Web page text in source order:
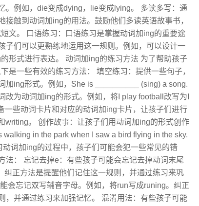
。例如，die变成dying，lie变成lying。 多读多写：通
触到动词加ing的用法。鼓励他们多读英语故事书，
文。 口语练习：口语练习是掌握动词加ing的重要途
子们可以更熟练地运用这一规则。例如，可以设计一
形式进行表达。 动词加ing的练习方法 为了帮助孩子
是一些有效的练习方法： 填空练习：提供一些句子，
加ing形式。例如，She is __________ (sing) a song.
改为动词加ing的形式。例如，将I play football改写为I
一些动词卡片和对应的动词加ing卡片，让孩子们进行
writing。 创作故事：让孩子们用动词加ing的形式创作
in the park when I saw a bird flying in the sky.
词加ing的过程中，孩子们可能会犯一些常见的错
法： 忘记去掉e：有些孩子可能会忘记去掉动词末尾
纠正方法是提醒他们记住这一规则，并通过练习来巩
会忘记双写辅音字母。例如，将run写成runing。纠正
，并通过练习来加强记忆。 混淆用法：有些孩子可能